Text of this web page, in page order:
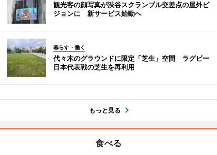
観光客の顔写真が渋谷スクランブル交差点の屋外ビ
ジョンに 新サービス始動へ
暮らす・働く
代々木のグラウンドに限定「芝生」空間 ラグビー
日本代表戦の芝生を再利用
もっと見る
食べる